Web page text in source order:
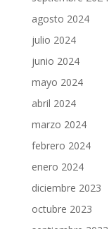
agosto 2024
julio 2024
junio 2024
mayo 2024
abril 2024
marzo 2024
febrero 2024
enero 2024
diciembre 2023
octubre 2023